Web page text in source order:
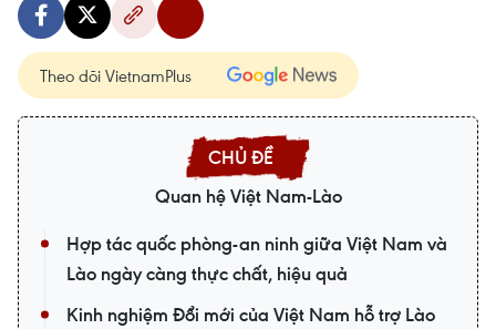
Theo dõi VietnamPlus
Quan hệ Việt Nam-Lào
Hợp tác quốc phòng-an ninh giữa Việt Nam và
Lào ngày càng thực chất, hiệu quả
Kinh nghiệm Đổi mới của Việt Nam hỗ trợ Lào